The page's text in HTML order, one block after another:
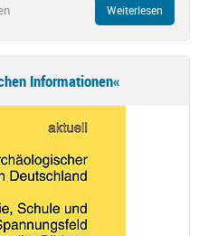
Weiterlesen
Informationen«